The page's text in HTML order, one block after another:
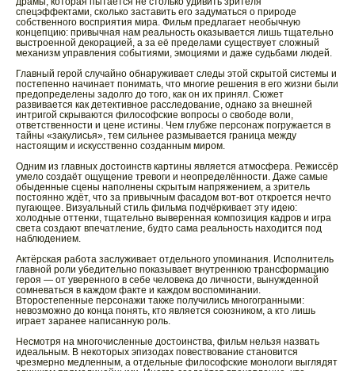
спецэффектами, сколько заставить его задуматься о природе
собственного восприятия мира. Фильм предлагает необычную
концепцию: привычная нам реальность оказывается лишь тщательно
выстроенной декорацией, а за её пределами существует сложный
механизм управления событиями, эмоциями и даже судьбами людей.
Главный герой случайно обнаруживает следы этой скрытой системы и
постепенно начинает понимать, что многие решения в его жизни были
предопределены задолго до того, как он их принял. Сюжет
развивается как детективное расследование, однако за внешней
интригой скрываются философские вопросы о свободе воли,
ответственности и цене истины. Чем глубже персонаж погружается в
тайны «закулисья», тем сильнее размывается граница между
настоящим и искусственно созданным миром.
Одним из главных достоинств картины является атмосфера. Режиссёр
умело создаёт ощущение тревоги и неопределённости. Даже самые
обыденные сцены наполнены скрытым напряжением, а зритель
постоянно ждёт, что за привычным фасадом вот-вот откроется нечто
пугающее. Визуальный стиль фильма подчёркивает эту идею:
холодные оттенки, тщательно выверенная композиция кадров и игра
света создают впечатление, будто сама реальность находится под
наблюдением.
Актёрская работа заслуживает отдельного упоминания. Исполнитель
главной роли убедительно показывает внутреннюю трансформацию
героя — от уверенного в себе человека до личности, вынужденной
сомневаться в каждом факте и каждом воспоминании.
Второстепенные персонажи также получились многогранными:
невозможно до конца понять, кто является союзником, а кто лишь
играет заранее написанную роль.
Несмотря на многочисленные достоинства, фильм нельзя назвать
идеальным. В некоторых эпизодах повествование становится
чрезмерно медленным, а отдельные философские монологи выглядят